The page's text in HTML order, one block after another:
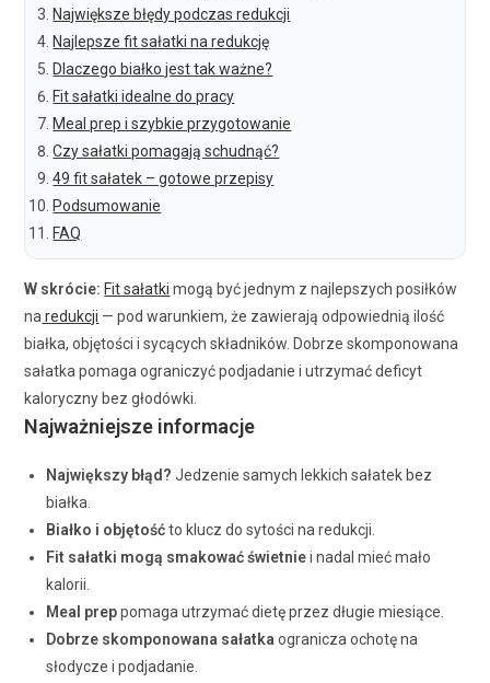
Największe błędy podczas redukcji
Najlepsze fit sałatki na redukcję
Dlaczego białko jest tak ważne?
Fit sałatki idealne do pracy
Meal prep i szybkie przygotowanie
Czy sałatki pomagają schudnąć?
49 fit sałatek – gotowe przepisy
Podsumowanie
FAQ
W skrócie: Fit sałatki mogą być jednym z najlepszych posiłków
naredukcji — pod warunkiem, że zawierają odpowiednią ilość
białka, objętości i sycących składników. Dobrze skomponowana
sałatka pomaga ograniczyć podjadanie i utrzymać deficyt
kaloryczny bez głodówki.
Najważniejsze informacje
Największy błąd? Jedzenie samych lekkich sałatek bez
białka.
Białko i objętośćto klucz do sytości na redukcji.
Fit sałatki mogą smakować świetniei nadal mieć mało
kalorii.
Meal preppomaga utrzymać dietę przez długie miesiące.
Dobrze skomponowana sałatkaogranicza ochotę na
słodycze i podjadanie.